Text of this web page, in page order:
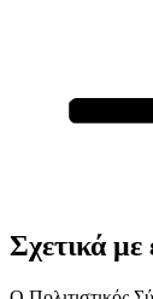
Σχετικά με